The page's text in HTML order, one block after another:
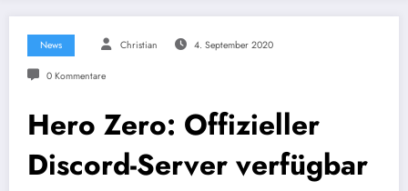
News Christian 4. September 2020
0 Kommentare
Hero Zero: Offizieller
Discord-Server verfügbar